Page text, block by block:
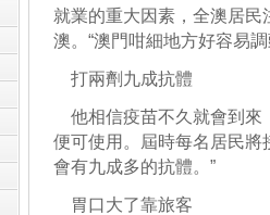
就業的重大因素，全澳居
澳。“澳門咁細地方好容易
打兩劑九成抗體
他相信疫苗不久就會到來
便可使用。屆時每名居民將
會有九成多的抗體。”
胃口大了靠旅客